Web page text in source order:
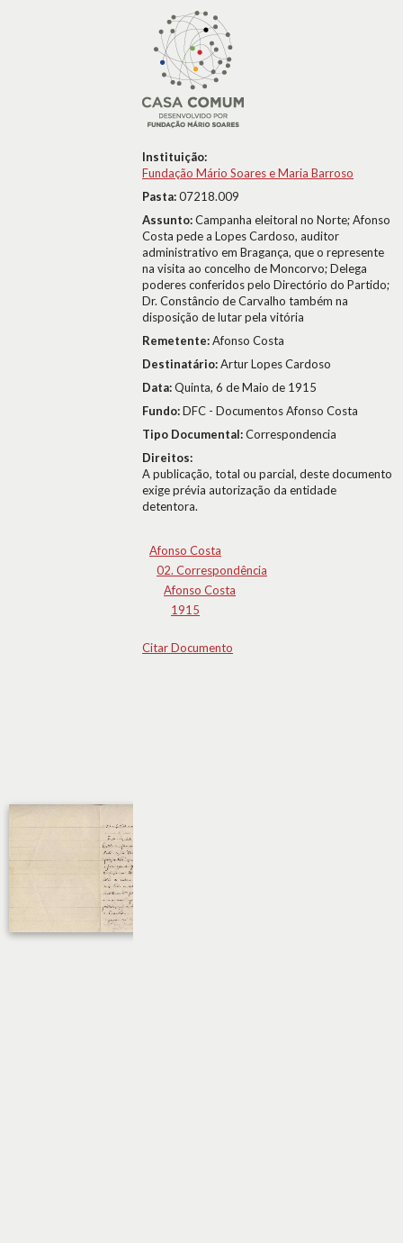
Instituição:
Fundação Mário Soares e Maria Barroso
Pasta:07218.009
Assunto:Campanha eleitoral no Norte; Afonso
Costa pede a Lopes Cardoso, auditor
administrativo em Bragança, que o represente
na visita ao concelho de Moncorvo; Delega
poderes conferidos pelo Directório do Partido;
Dr. Constâncio de Carvalho também na
disposição de lutar pela vitória
Remetente:Afonso Costa
Destinatário:Artur Lopes Cardoso
Data:Quinta, 6 de Maio de 1915
Fundo:DFC - Documentos Afonso Costa
Tipo Documental:Correspondencia
Direitos:
A publicação, total ou parcial, deste documento
exige prévia autorização da entidade
detentora.
Afonso Costa
02. Correspondência
Afonso Costa
1915
Citar Documento